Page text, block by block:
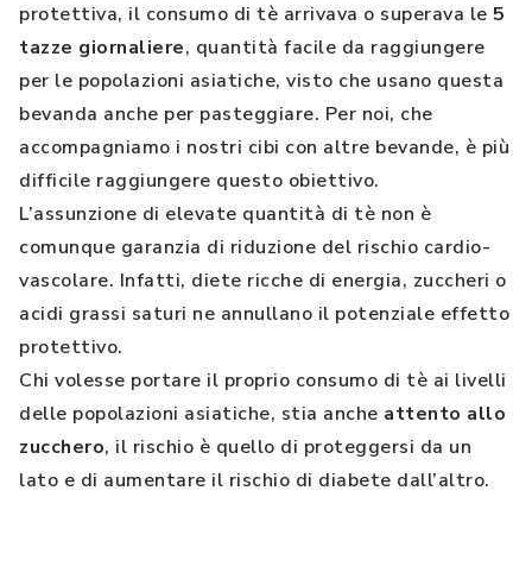
protettiva, il consumo di tè arrivava o superava le 5
tazze giornaliere, quantità facile da raggiungere
per le popolazioni asiatiche, visto che usano questa
bevanda anche per pasteggiare. Per noi, che
accompagniamo i nostri cibi con altre bevande, è più
difficile raggiungere questo obiettivo.
L’assunzione di elevate quantità di tè non è
comunque garanzia di riduzione del rischio cardio-
vascolare. Infatti, diete ricche di energia, zuccheri o
acidi grassi saturi ne annullano il potenziale effetto
protettivo.
Chi volesse portare il proprio consumo di tè ai livelli
delle popolazioni asiatiche, stia anche attento allo
zucchero, il rischio è quello di proteggersi da un
lato e di aumentare il rischio di diabete dall’altro.